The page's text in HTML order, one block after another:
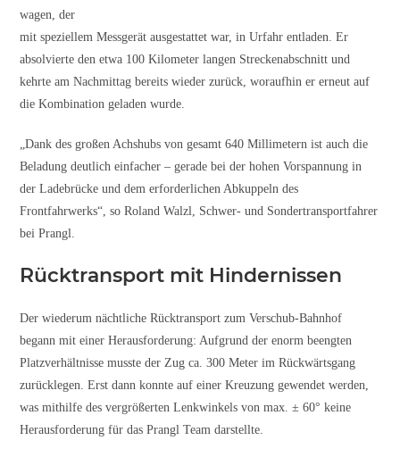
wagen, der
mit speziellem Messgerät ausgestattet war, in Urfahr entladen. Er
absolvierte den etwa 100 Kilometer langen Streckenabschnitt und
kehrte am Nachmittag bereits wieder zurück, woraufhin er erneut auf
die Kombination geladen wurde.
„Dank des großen Achshubs von gesamt 640 Millimetern ist auch die
Beladung deutlich einfacher – gerade bei der hohen Vorspannung in
der Ladebrücke und dem erforderlichen Abkuppeln des
Frontfahrwerks“, so Roland Walzl, Schwer- und Sondertransportfahrer
bei Prangl.
Rücktransport mit Hindernissen
Der wiederum nächtliche Rücktransport zum Verschub-Bahnhof
begann mit einer Herausforderung: Aufgrund der enorm beengten
Platzverhältnisse musste der Zug ca. 300 Meter im Rückwärtsgang
zurücklegen. Erst dann konnte auf einer Kreuzung gewendet werden,
was mithilfe des vergrößerten Lenkwinkels von max. ± 60° keine
Herausforderung für das Prangl Team darstellte.